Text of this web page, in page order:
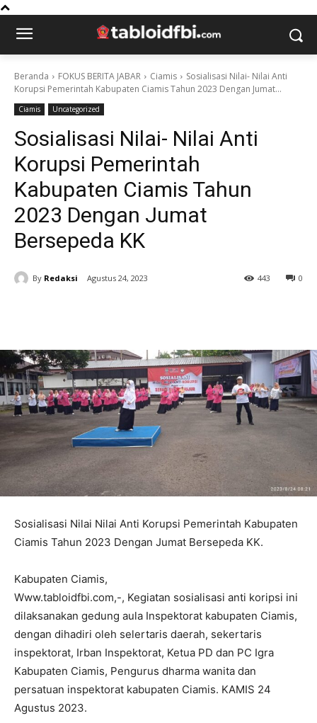
Beranda FOKUS BERITA JABAR Ciamis
Sosialisasi Nilai- Nilai Anti
Korupsi Pemerintah Kabupaten Ciamis Tahun 2023 Dengan Jumat...
Ciamis Uncategorized
Sosialisasi Nilai- Nilai Anti
Korupsi Pemerintah
Kabupaten Ciamis Tahun
2023 Dengan Jumat
Bersepeda KK
By Redaksi Agustus 24, 2023 0
443
Sosialisasi Nilai Nilai Anti Korupsi Pemerintah Kabupaten
Ciamis Tahun 2023 Dengan Jumat Bersepeda KK.
Kabupaten Ciamis,
Www.tabloidfbi.com,-, Kegiatan sosialisasi anti koripsi ini
dilaksanakan gedung aula Inspektorat kabupaten Ciamis,
dengan dihadiri oleh selertaris daerah, sekertaris
inspektorat, Irban Inspektorat, Ketua PD dan PC Igra
Kabupaten Ciamis, Pengurus dharma wanita dan
persatuan inspektorat kabupaten Ciamis. KAMIS 24
Agustus 2023.